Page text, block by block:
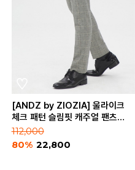
[ANDZ by ZIOZIA] 울라이크
체크 패턴 슬림핏 캐주얼 팬츠
(BZA3PP1152)
112,000
80% 22,800